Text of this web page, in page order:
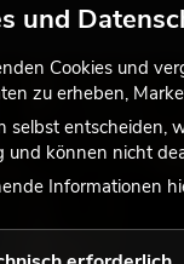
und
Cookies und
zu erheben,
selbst entscheiden,
und können nicht
Informationen